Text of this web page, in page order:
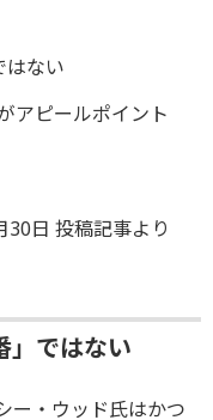
はない
アピールポイント
日 投稿記事より
」ではない
ー・ウッド氏はかつ